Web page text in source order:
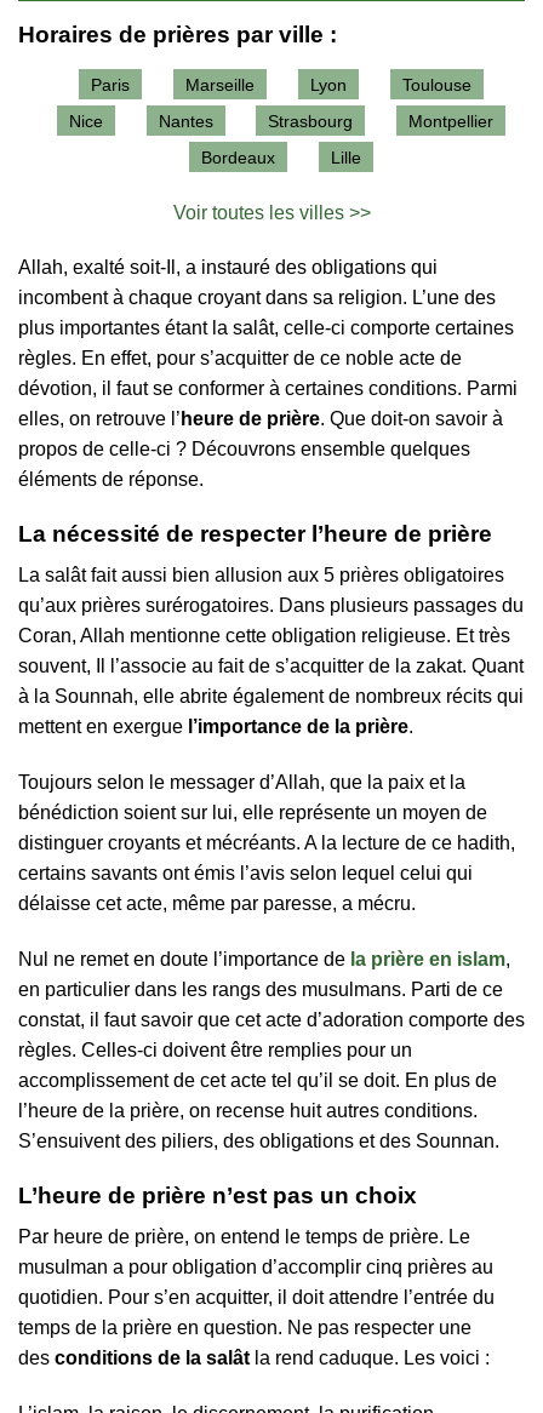
Horaires de prières par ville :
Paris Marseille Lyon
Toulouse
Nice
Nantes Strasbourg
Montpellier
Bordeaux
Lille
Voir toutes les villes >>
Allah, exalté soit-Il, a instauré des obligations qui
incombent à chaque croyant dans sa religion. L’une des
plus importantes étant la salât, celle-ci comporte certaines
règles. En effet, pour s’acquitter de ce noble acte de
dévotion, il faut se conformer à certaines conditions. Parmi
elles, on retrouve l’ heure de prière. Que doit-on savoir à
propos de celle-ci ? Découvrons ensemble quelques
éléments de réponse.
La nécessité de respecter l’heure de prière
La salât fait aussi bien allusion aux 5 prières obligatoires
qu’aux prières surérogatoires. Dans plusieurs passages du
Coran, Allah mentionne cette obligation religieuse. Et très
souvent, Il l’associe au fait de s’acquitter de la zakat. Quant
à la Sounnah, elle abrite également de nombreux récits qui
mettent en exergue l’importance de la prière.
Toujours selon le messager d’Allah, que la paix et la
bénédiction soient sur lui, elle représente un moyen de
distinguer croyants et mécréants. A la lecture de ce hadith,
certains savants ont émis l’avis selon lequel celui qui
délaisse cet acte, même par paresse, a mécru.
Nul ne remet en doute l’importance de la prière en islam,
en particulier dans les rangs des musulmans. Parti de ce
constat, il faut savoir que cet acte d’adoration comporte des
règles. Celles-ci doivent être remplies pour un
accomplissement de cet acte tel qu’il se doit. En plus de
l’heure de la prière, on recense huit autres conditions.
S’ensuivent des piliers, des obligations et des Sounnan.
L’heure de prière n’est pas un choix
Par heure de prière, on entend le temps de prière. Le
musulman a pour obligation d’accomplir cinq prières au
quotidien. Pour s’en acquitter, il doit attendre l’entrée du
temps de la prière en question. Ne pas respecter une
des conditions de la salât la rend caduque. Les voici :